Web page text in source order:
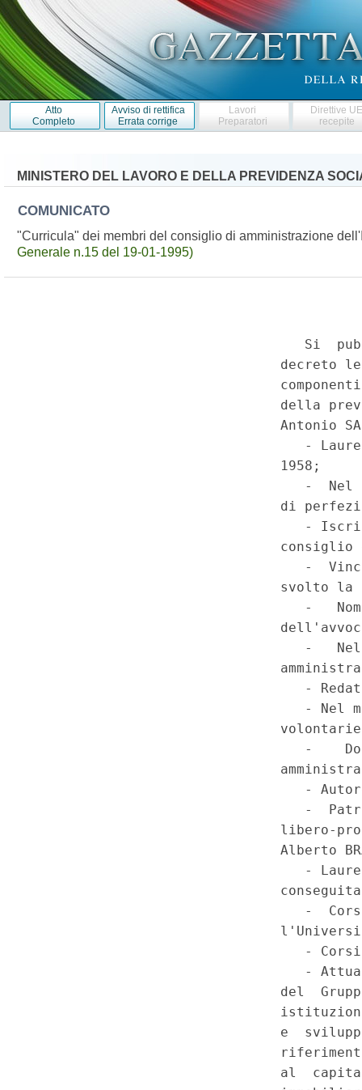
Atto
Completo
Avviso di rettifica
Errata corrige
Lavori
Preparatori
Direttive
recepite
MINISTERO DEL LAVORO E DELLA PREVIDENZA
COMUNICATO
"Curricula" dei membri del consiglio di amministrazione
Generale n.15 del 19-01-1995)